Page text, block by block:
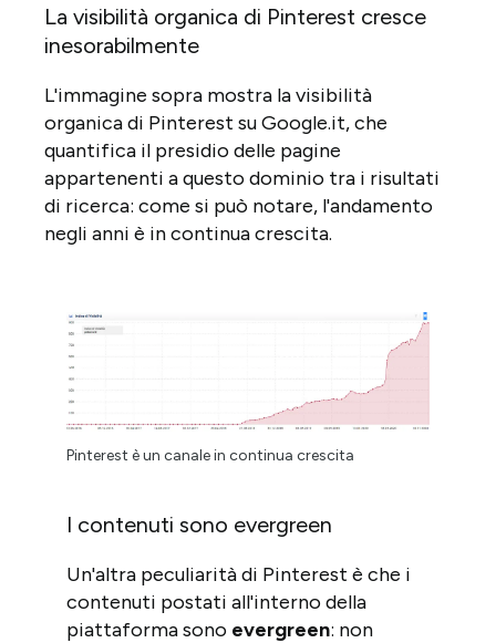
La visibilità organica di Pinterest cresce
inesorabilmente
L'immagine sopra mostra la visibilità
organica di Pinterest su Google.it, che
quantifica il presidio delle pagine
appartenenti a questo dominio tra i risultati
di ricerca: come si può notare, l'andamento
negli anni è in continua crescita.
Pinterest è un canale in continua crescita
I contenuti sono evergreen
Un'altra peculiarità di Pinterest è che i
contenuti postati all'interno della
piattaforma sono evergreen: non